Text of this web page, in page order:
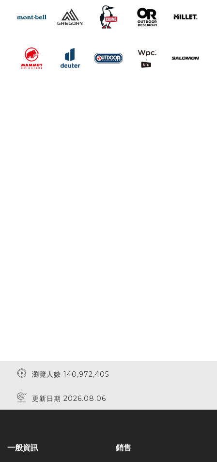
瀏覽人數 140,972,405
更新日期 2026.08.06
一般資訊 銷售